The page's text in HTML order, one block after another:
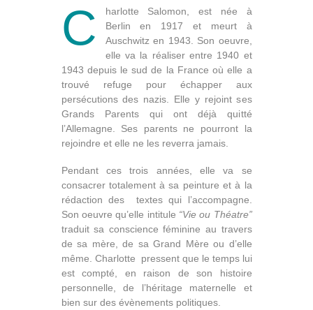
C
harlotte Salomon, est née à
Berlin en 1917 et meurt à
Auschwitz en 1943. Son oeuvre,
elle va la réaliser entre 1940 et
1943 depuis le sud de la France où elle a
trouvé refuge pour échapper aux
persécutions des nazis. Elle y rejoint ses
Grands Parents qui ont déjà quitté
l’Allemagne. Ses parents ne pourront la
rejoindre et elle ne les reverra jamais.
Pendant ces trois années, elle va se
consacrer totalement à sa peinture et à la
rédaction des textes qui l’accompagne.
Son oeuvre qu’elle intitule “Vie ou Théatre”
traduit sa conscience féminine au travers
de sa mère, de sa Grand Mère ou d’elle
même. Charlotte pressent que le temps lui
est compté, en raison de son histoire
personnelle, de l’héritage maternelle et
bien sur des évènements politiques.